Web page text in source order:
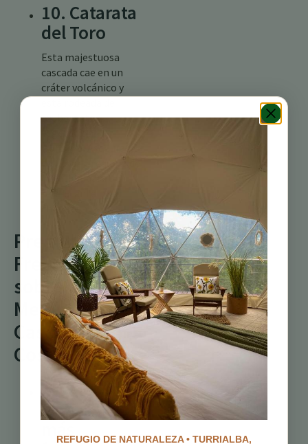
10. Catarata
del Toro
Esta majestuosa
cascada cae en un
cráter volcánico y
exuberante
refrescante
Preguntas
Frecuentes
sobre las
Mejores
Cascadas de
Costa Rica
¿Cuáles son
las cascadas
REFUGIO DE NATURALEZA • TURRIALBA,